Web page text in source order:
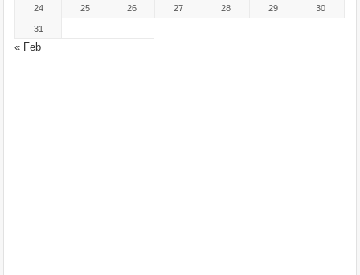
« Feb
24 25 26 27 28 29 30
31